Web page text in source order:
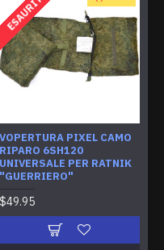
ESAURITO
VOPERTURA PIXEL CAMO
RIPARO 6SH120
UNIVERSALE PER RATNIK
"GUERRIERO"
$49.95